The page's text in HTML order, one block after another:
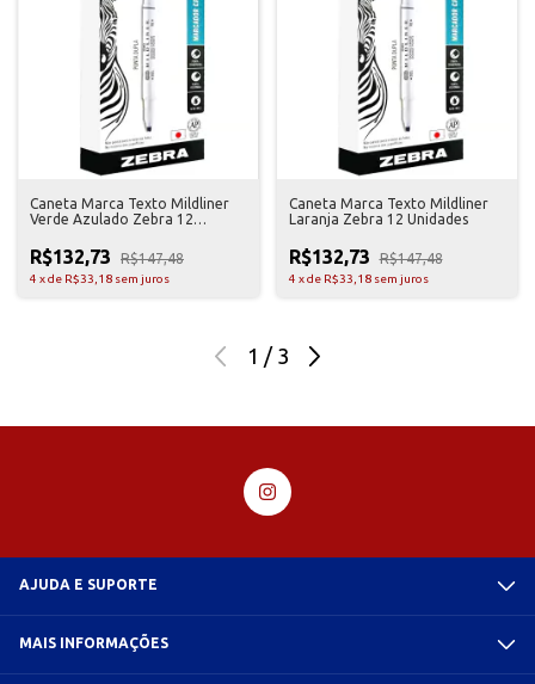
Caneta Marca Texto Mildliner
Verde Azulado Zebra 12
R$132,73 R$147,48
4 xde R$33,18 sem juros
Caneta Marca Texto Mildliner
Laranja Zebra 12 Unidades
R$132,73 R$147,48
4 xde R$33,18 sem juros
1 / 3
AJUDA E SUPORTE
MAIS INFORMAÇÕES